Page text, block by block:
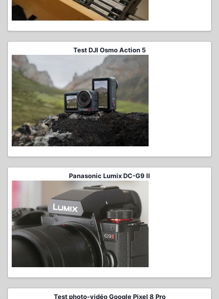
Test DJI Osmo Action 5
Panasonic Lumix DC-G9 II
Test photo-vidéo Google Pixel 8 Pro